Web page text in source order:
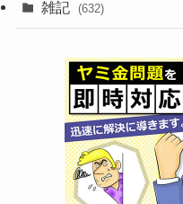
雑記 (632)